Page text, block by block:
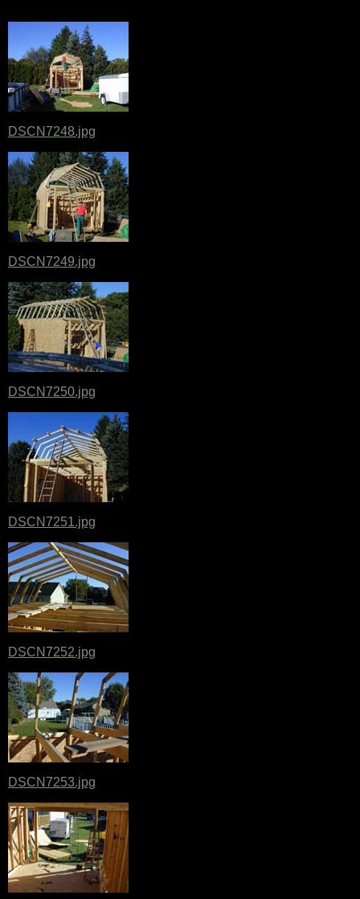
DSCN7248.jpg
DSCN7249.jpg
DSCN7250.jpg
DSCN7251.jpg
DSCN7252.jpg
DSCN7253.jpg